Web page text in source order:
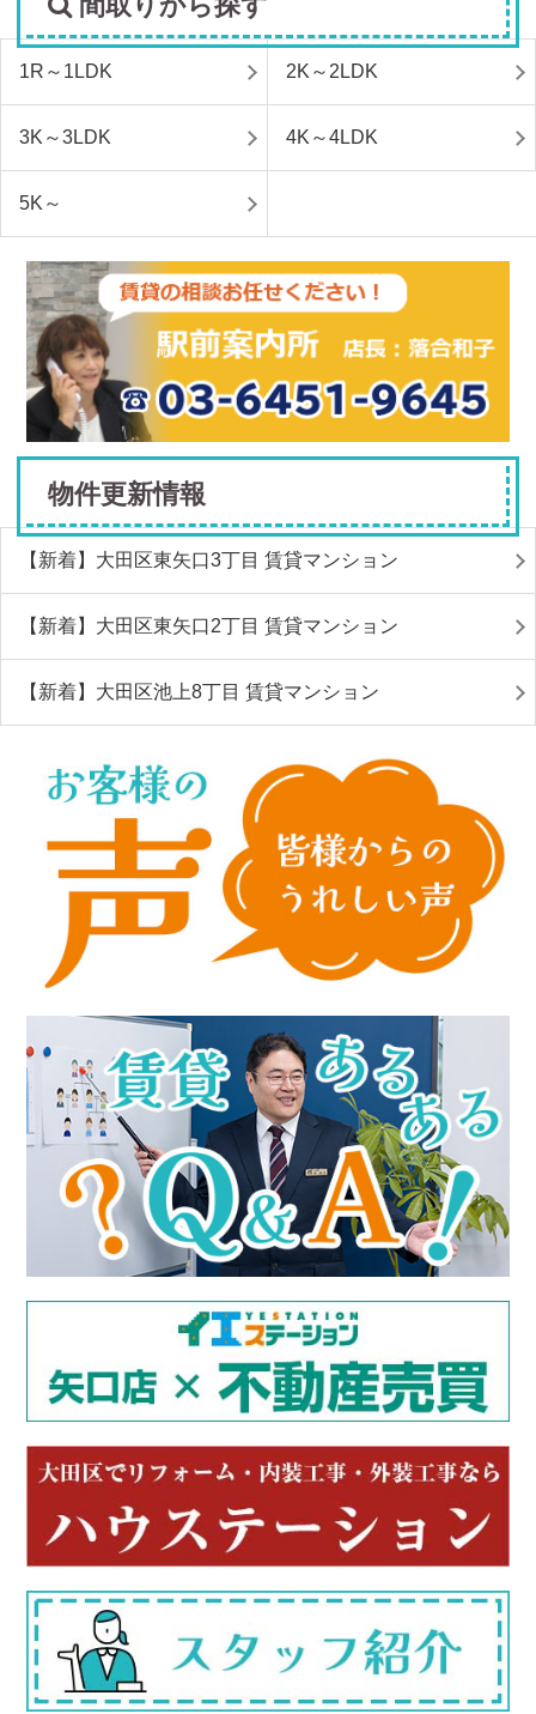
1R～1LDK 2K～2LDK
3K～3LDK 4K～4LDK
5K～
物件更新情報
【新着】大田区東矢口3丁目 賃貸マンション
【新着】大田区東矢口2丁目 賃貸マンション
【新着】大田区池上8丁目 賃貸マンション